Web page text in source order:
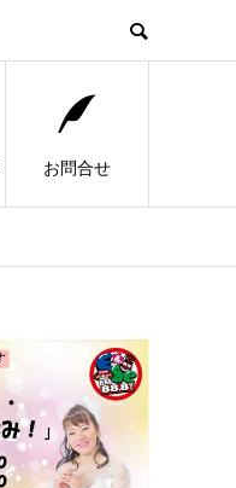
お問合せ